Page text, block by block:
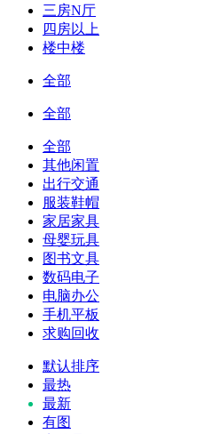
三房N厅
四房以上
楼中楼
全部
全部
全部
其他闲置
出行交通
服装鞋帽
家居家具
母婴玩具
图书文具
数码电子
电脑办公
手机平板
求购回收
默认排序
最热
最新
有图